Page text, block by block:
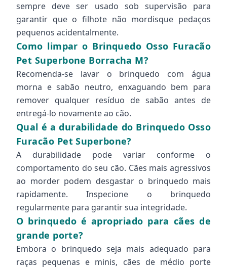
sempre deve ser usado sob supervisão para
garantir que o filhote não mordisque pedaços
pequenos acidentalmente.
Como limpar o Brinquedo Osso Furacão
Pet Superbone Borracha M?
Recomenda-se lavar o brinquedo com água
morna e sabão neutro, enxaguando bem para
remover qualquer resíduo de sabão antes de
entregá-lo novamente ao cão.
Qual é a durabilidade do Brinquedo Osso
Furacão Pet Superbone?
A durabilidade pode variar conforme o
comportamento do seu cão. Cães mais agressivos
ao morder podem desgastar o brinquedo mais
rapidamente. Inspecione o brinquedo
regularmente para garantir sua integridade.
O brinquedo é apropriado para cães de
grande porte?
Embora o brinquedo seja mais adequado para
raças pequenas e minis, cães de médio porte